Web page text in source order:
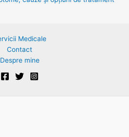
Medicale
Contact
Despre mine